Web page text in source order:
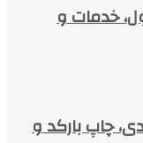
خدمات و
چاپ بارکد و